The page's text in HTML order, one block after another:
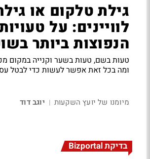
גילת טלקום או
לוויינים: על
הנפוצות ביותר
טעות בשם, טעות בשער וקנייה במקום
ומה בכל זאת אפשר לעשות כדי לבטל
מיומנו של יועץ השקעות | יוגב דוד
בדיקת Bizportal